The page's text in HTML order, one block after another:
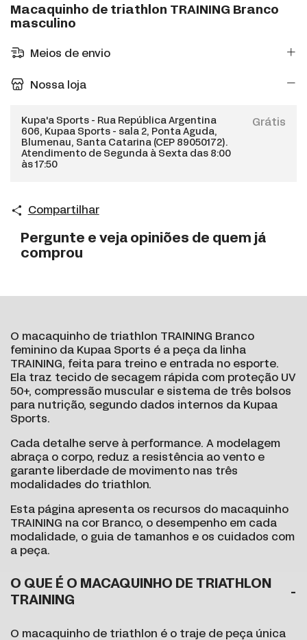
Macaquinho de triathlon TRAINING Branco
masculino
Meios de envio
Nossa loja
Kupa'a Sports - Rua República Argentina
606, Kupaa Sports - sala 2, Ponta Aguda,
Blumenau, Santa Catarina (CEP 89050172).
Atendimento de Segunda à Sexta das 8:00
às 17:50
Grátis
Compartilhar
Pergunte e veja opiniões de quem já
comprou
O macaquinho de triathlon TRAINING Branco
feminino da Kupaa Sports é a peça da linha
TRAINING, feita para treino e entrada no esporte.
Ela traz tecido de secagem rápida com proteção UV
50+, compressão muscular e sistema de três bolsos
para nutrição, segundo dados internos da Kupaa
Sports.
Cada detalhe serve à performance. A modelagem
abraça o corpo, reduz a resistência ao vento e
garante liberdade de movimento nas três
modalidades do triathlon.
Esta página apresenta os recursos do macaquinho
TRAINING na cor Branco, o desempenho em cada
modalidade, o guia de tamanhos e os cuidados com
a peça.
O QUE É O MACAQUINHO DE TRIATHLON
TRAINING
O macaquinho de triathlon é o traje de peça única